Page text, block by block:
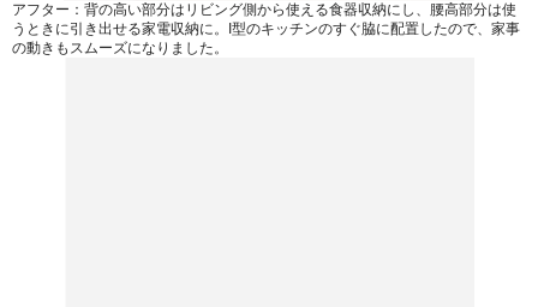
アフター：背の高い部分はリビング側から使える食器収納にし、腰高部分は使
うときに引き出せる家電収納に。I型のキッチンのすぐ脇に配置したので、家事
の動きもスムーズになりました。